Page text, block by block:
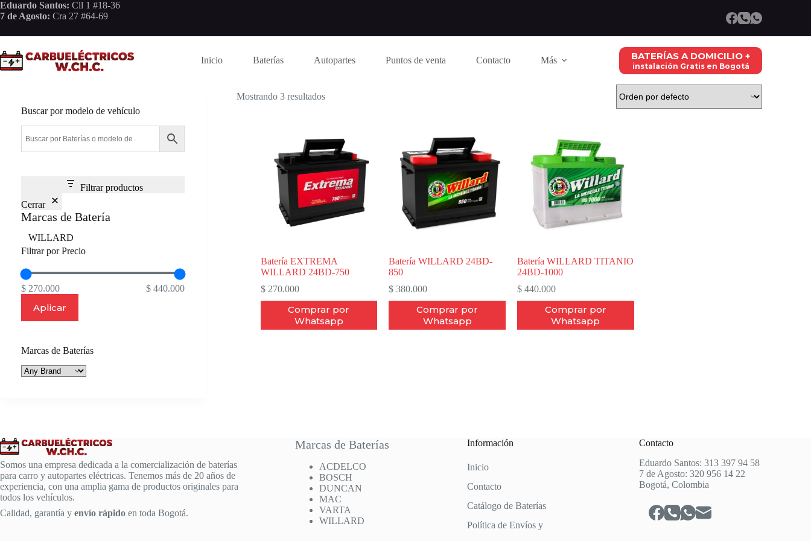
Saltar
al
Eduardo Santos: Cll 1 #18-36
7 de Agosto: Cra 27 #64-69
Inicio Baterías Autopartes Puntos de venta Contacto Más BATERÍAS A DOMICILIO +
instalación Gratis en Bogotá
Mostrando 3 resultados
Batería EXTREMA
WILLARD 24BD-750
$270.000
Comprar por
Whatsapp
Batería WILLARD 24BD-
850
$ 380.000
Comprar por
Whatsapp
Batería WILLARD TITANIO
24BD-1000
$440.000
Comprar por
Whatsapp
Buscar por modelo de vehículo
Filtrar productos
Cerrar
Marcas de Batería
Marca
WILLARD
Filtrar por Precio
$ 270.000 $ 440.000
Aplicar
Marcas de Baterías
Somos una empresa dedicada a la comercialización de baterías
para carro y autopartes eléctricas. Tenemos más de 20 años de
experiencia, con una amplia gama de productos originales para
todos los vehículos.
Calidad, garantía y envío rápido en toda Bogotá.
Marcas de Baterías
ACDELCO
BOSCH
DUNCAN
MAC
VARTA
WILLARD
Información
Inicio
Contacto
Catálogo de Baterías
Política de Envíos y
Contacto
Eduardo Santos: 313 397 94 58
7 de Agosto: 320 956 14 22
Bogotá, Colombia